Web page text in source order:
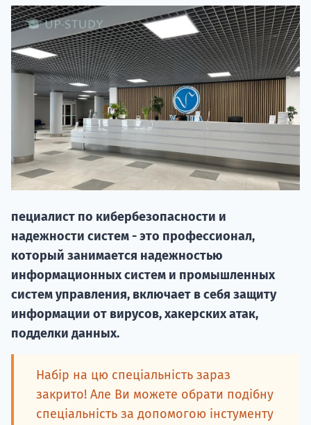
пециалист по кибербезопасности и
надежности систем - это профессионал,
который занимается надежностью
информационных систем и промышленных
систем управления, включает в себя защиту
информации от вирусов, хакерских атак,
подделки данных.
Набір на цю спеціальність зараз
закрито! Але Ви можете обрати подібну
спеціальність за допомогою інстументу
20.09